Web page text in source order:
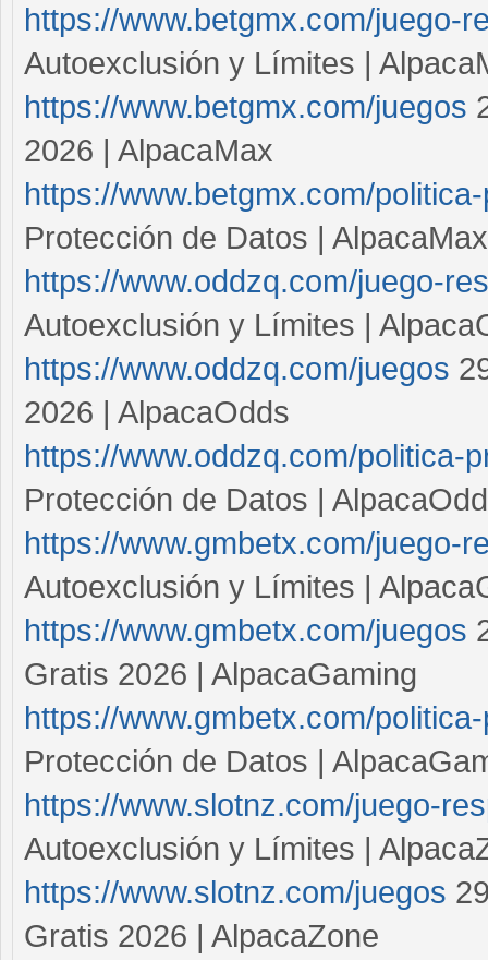
https://www.betgmx.com/juego-
Autoexclusión y Límites |
https://www.betgmx.com/juegos
2026 | AlpacaMax
https://www.betgmx.com/
Protección de Datos | AlpacaMax
https://www.oddzq.com/juego-
Autoexclusión y Límites |
https://www.oddzq.com/juegos
2026 | AlpacaOdds
https://www.oddzq.com/politica-
Protección de Datos |
https://www.gmbetx.com/juego-
Autoexclusión y Límites |
https://www.gmbetx.com/juegos
Gratis 2026 | AlpacaGaming
https://www.gmbetx.com/
Protección de Datos |
https://www.slotnz.com/juego-
Autoexclusión y Límites |
https://www.slotnz.com/juegos
Gratis 2026 | AlpacaZone